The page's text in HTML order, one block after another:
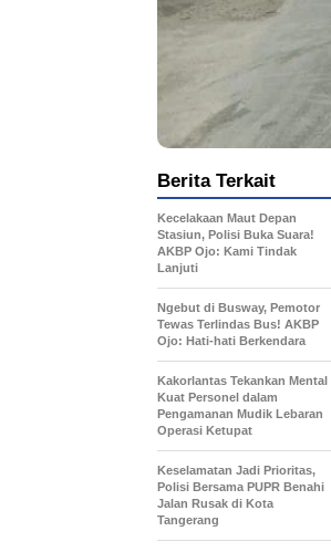
Berita Terkait
Kecelakaan Maut Depan
Stasiun, Polisi Buka Suara!
AKBP Ojo: Kami Tindak
Lanjuti
Ngebut di Busway, Pemotor
Tewas Terlindas Bus! AKBP
Ojo: Hati-hati Berkendara
Kakorlantas Tekankan Mental
Kuat Personel dalam
Pengamanan Mudik Lebaran
Operasi Ketupat
Keselamatan Jadi Prioritas,
Polisi Bersama PUPR Benahi
Jalan Rusak di Kota
Tangerang